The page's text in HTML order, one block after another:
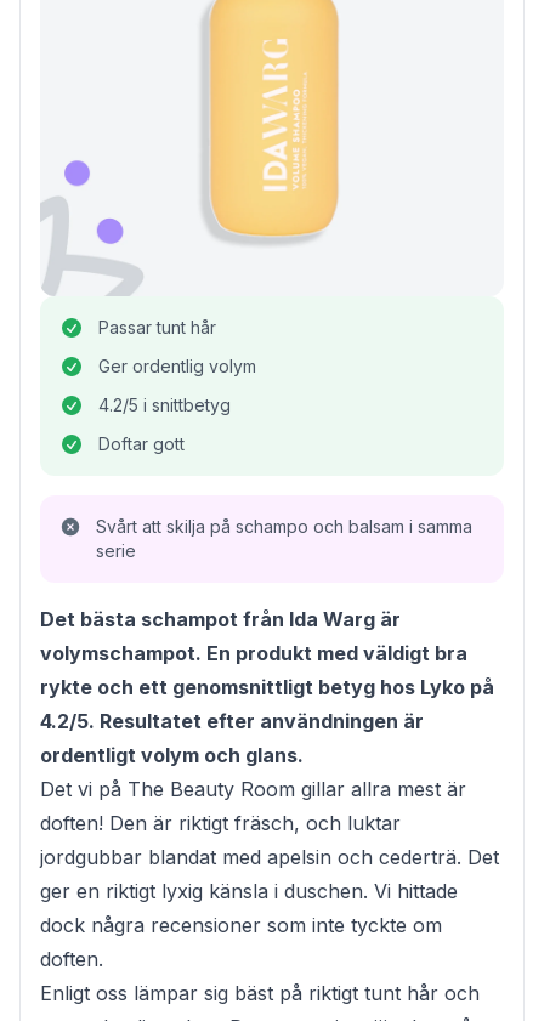
Passar tunt hår
Ger ordentlig volym
4.2/5 i snittbetyg
Doftar gott
Svårt att skilja på schampo och balsam i samma
serie
Det bästa schampot från Ida Warg är
volymschampot. En produkt med väldigt bra
rykte och ett genomsnittligt betyg hos Lyko på
4.2/5. Resultatet efter användningen är
ordentligt volym och glans.
Det vi på The Beauty Room gillar allra mest är
doften! Den är riktigt fräsch, och luktar
jordgubbar blandat med apelsin och cederträ. Det
ger en riktigt lyxig känsla i duschen. Vi hittade
dock några recensioner som inte tyckte om
doften.
Enligt oss lämpar sig bäst på riktigt tunt hår och